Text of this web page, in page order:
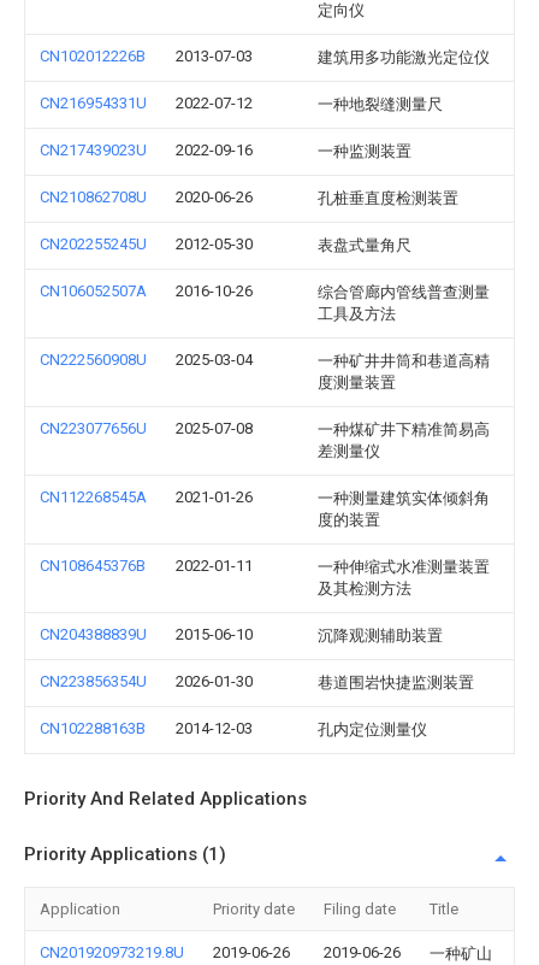
定向仪
CN102012226B 2013-07-03 建筑用多功能激光定位仪
CN216954331U 2022-07-12 一种地裂缝测量尺
CN217439023U 2022-09-16 一种监测装置
CN210862708U 2020-06-26 孔桩垂直度检测装置
CN202255245U 2012-05-30 表盘式量角尺
CN106052507A 2016-10-26
综合管廊内管线普查测量
工具及方法
CN222560908U 2025-03-04
一种矿井井筒和巷道高精
度测量装置
CN223077656U 2025-07-08
一种煤矿井下精准简易高
差测量仪
CN112268545A 2021-01-26
一种测量建筑实体倾斜角
度的装置
CN108645376B 2022-01-11
一种伸缩式水准测量装置
及其检测方法
CN204388839U 2015-06-10 沉降观测辅助装置
CN223856354U 2026-01-30 巷道围岩快捷监测装置
CN102288163B 2014-12-03 孔内定位测量仪
Priority And Related Applications
Priority Applications (1)
Application Priority date Filing date Title
CN201920973219.8U 2019-06-26 2019-06-26
一种矿山